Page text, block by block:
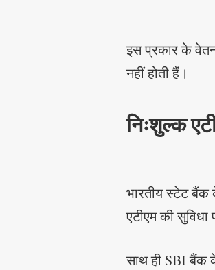
इस प्रकार के
नहीं होती हैं।
निःशुल्क
भारतीय स्टेट बैंक
एटीएम की सुविधा
साथ ही SBI बैंक